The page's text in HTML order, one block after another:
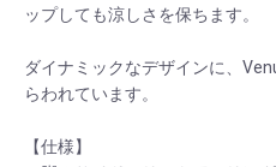
ップしても涼しさを保ちます。
ダイナミックなデザインに、
らわれています。
【仕様】